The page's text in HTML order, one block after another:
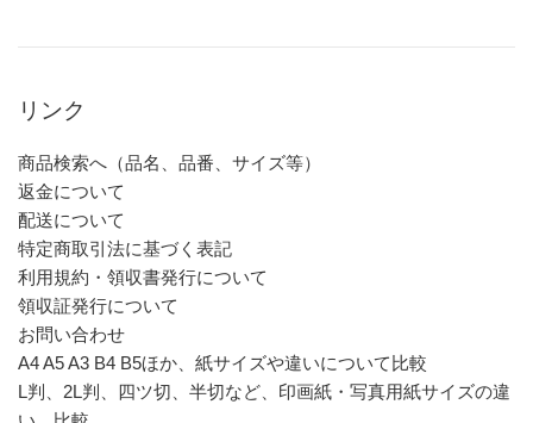
リンク
商品検索へ（品名、品番、サイズ等）
返金について
配送について
特定商取引法に基づく表記
利用規約・領収書発行について
領収証発行について
お問い合わせ
A4 A5 A3 B4 B5ほか、紙サイズや違いについて比較
L判、2L判、四ツ切、半切など、印画紙・写真用紙サイズの違